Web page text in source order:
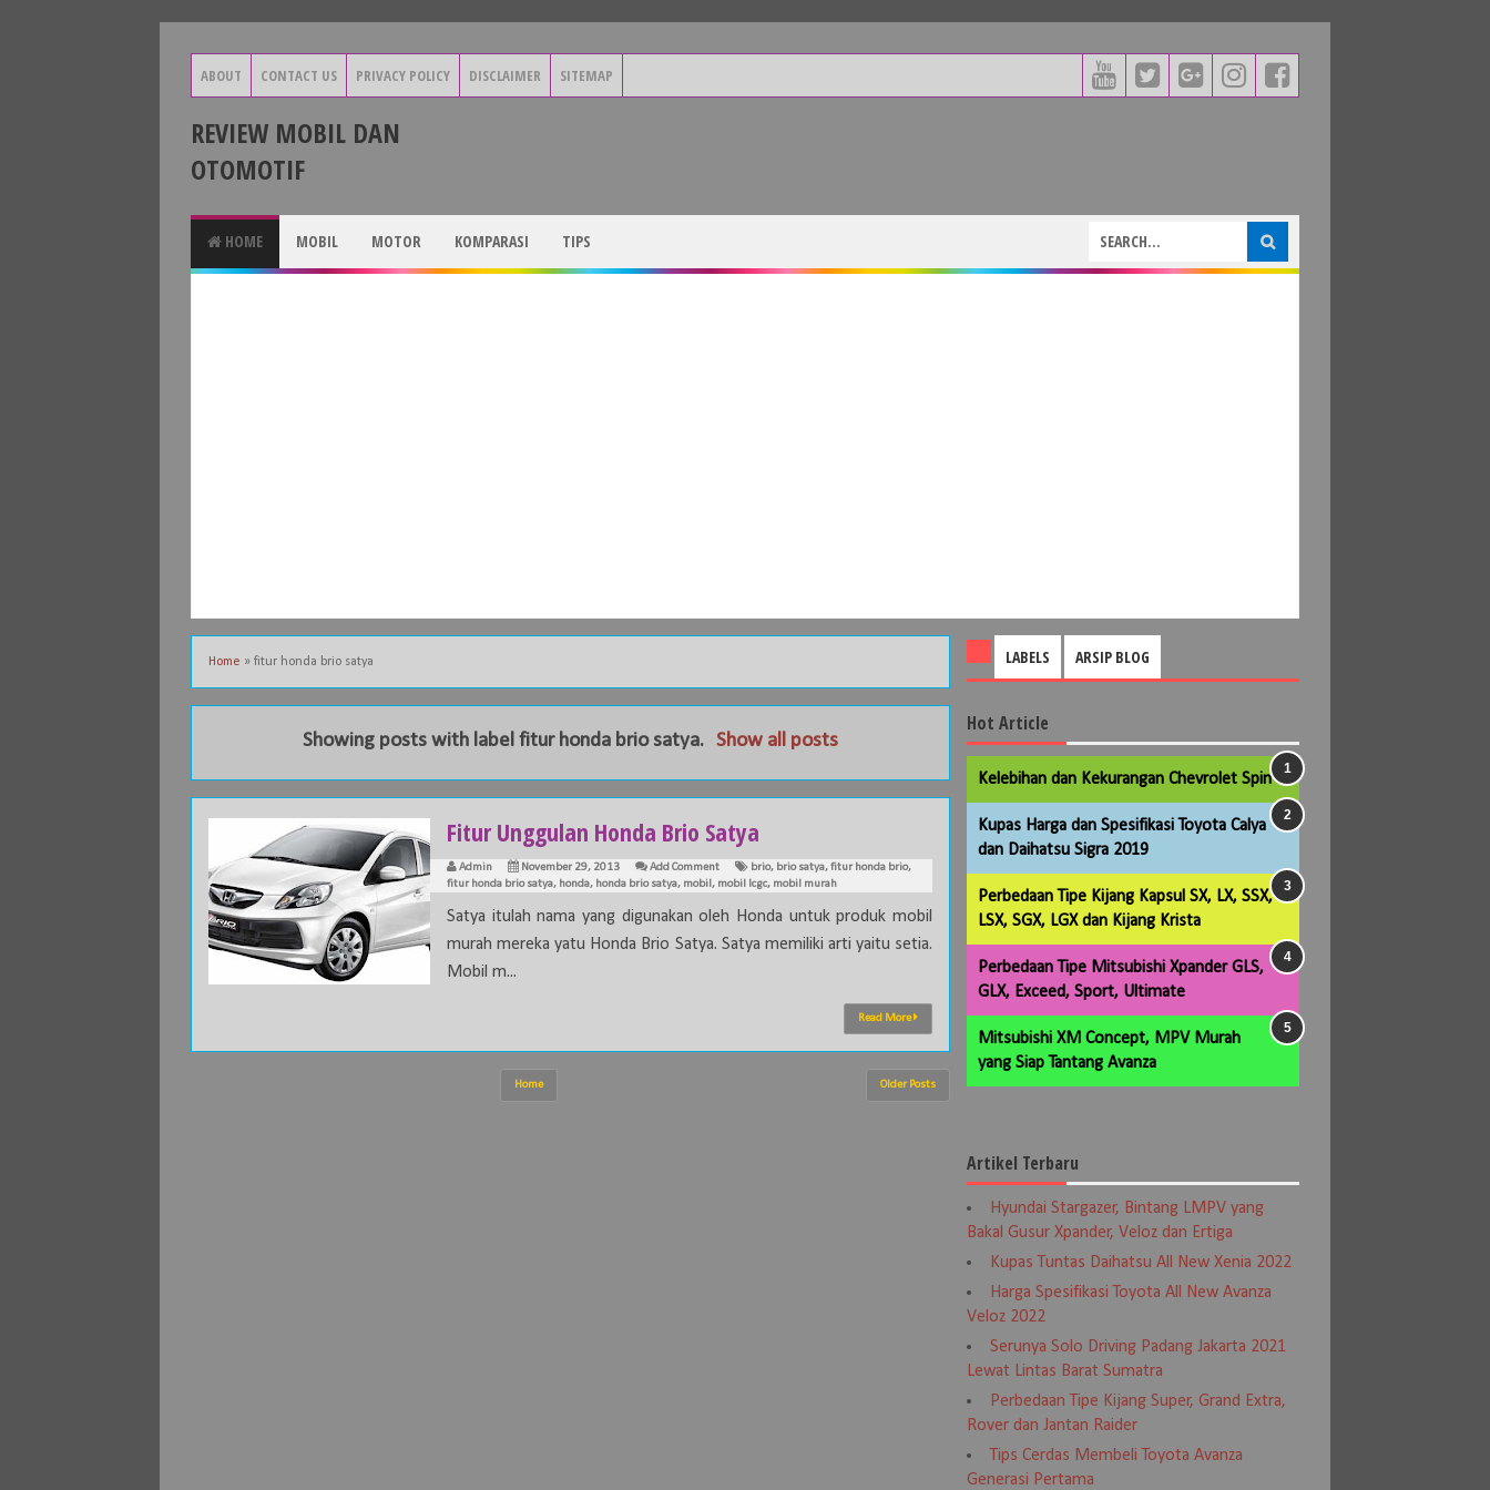
ABOUT CONTACT US PRIVACY POLICY DISCLAIMER SITEMAP
REVIEW MOBIL DAN
OTOMOTIF
HOME MOBIL MOTOR KOMPARASI TIPS
Home » fitur honda brio satya
Showing posts with label fitur honda brio satya. Show all posts
Fitur Unggulan Honda Brio Satya
Admin November 29, 2013 Add Comment brio, brio satya,fitur honda brio,
fitur honda brio satya, honda, honda brio satya, mobil , mobil lcgc, mobil murah
Satya itulah nama yang digunakan oleh Honda untuk produk mobil
murah mereka yatu Honda Brio Satya. Satya memiliki arti yaitu setia.
Mobil m...
Read More
Older Posts
Home
LABELS ARSIP BLOG
Hot Article
Kelebihan dan Kekurangan Chevrolet Spin
Kupas Harga dan Spesifikasi Toyota Calya
dan Daihatsu Sigra 2019
Perbedaan Tipe Kijang Kapsul SX, LX, SSX,
LSX, SGX, LGX dan Kijang Krista
Perbedaan Tipe Mitsubishi Xpander GLS,
GLX, Exceed, Sport, Ultimate
Mitsubishi XM Concept, MPV Murah
yang Siap Tantang Avanza
Artikel Terbaru
Hyundai Stargazer, Bintang LMPV yang
Bakal Gusur Xpander, Veloz dan Ertiga
Kupas Tuntas Daihatsu All New Xenia 2022
Harga Spesifikasi Toyota All New Avanza
Veloz 2022
Serunya Solo Driving Padang Jakarta 2021
Lewat Lintas Barat Sumatra
Perbedaan Tipe Kijang Super, Grand Extra,
Rover dan Jantan Raider
Tips Cerdas Membeli Toyota Avanza
Generasi Pertama